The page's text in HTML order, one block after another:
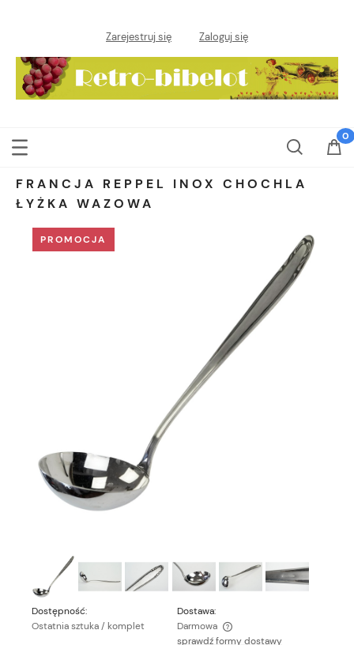
Zarejestruj się Zaloguj się
FRANCJA REPPEL INOX CHOCHLA
ŁYŻKA WAZOWA
PROMOCJA
Dostępność:
Ostatnia sztuka / komplet
Dostawa:
Darmowa
sprawdź formy dostawy